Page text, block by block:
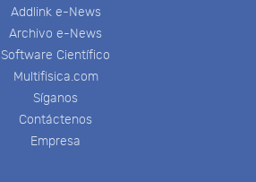
Addlink e-News
Archivo e-News
Software Científico
Multifisica.com
Síganos
Contáctenos
Empresa